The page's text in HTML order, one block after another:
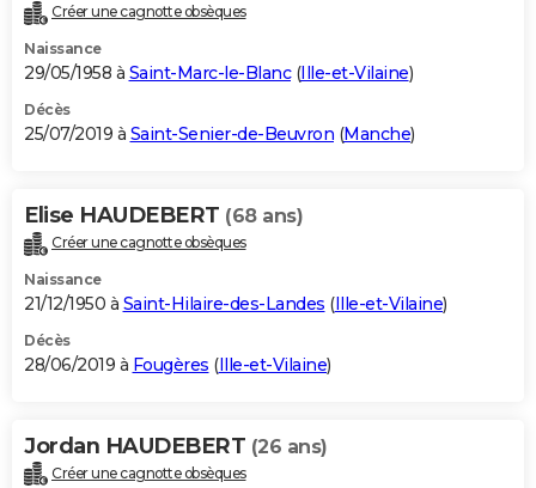
Créer une cagnotte obsèques
Naissance
29/05/1958 à Saint-Marc-le-Blanc(Ille-et-Vilaine)
Décès
25/07/2019 à Saint-Senier-de-Beuvron (Manche)
Elise HAUDEBERT (68 ans)
Créer une cagnotte obsèques
Naissance
21/12/1950 à Saint-Hilaire-des-Landes (Ille-et-Vilaine)
Décès
28/06/2019 à Fougères (Ille-et-Vilaine)
Jordan HAUDEBERT (26 ans)
Créer une cagnotte obsèques